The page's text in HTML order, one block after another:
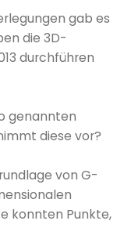
gab es
die 3D-
durchführen
genannten
diese vor?
von G-
konnten Punkte,